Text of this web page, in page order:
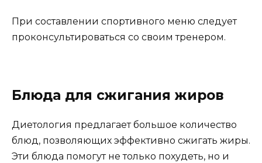
При составлении спортивного меню следует
проконсультироваться со своим тренером.
Блюда для сжигания жиров
Диетология предлагает большое количество
блюд, позволяющих эффективно сжигать жиры.
Эти блюда помогут не только похудеть, но и